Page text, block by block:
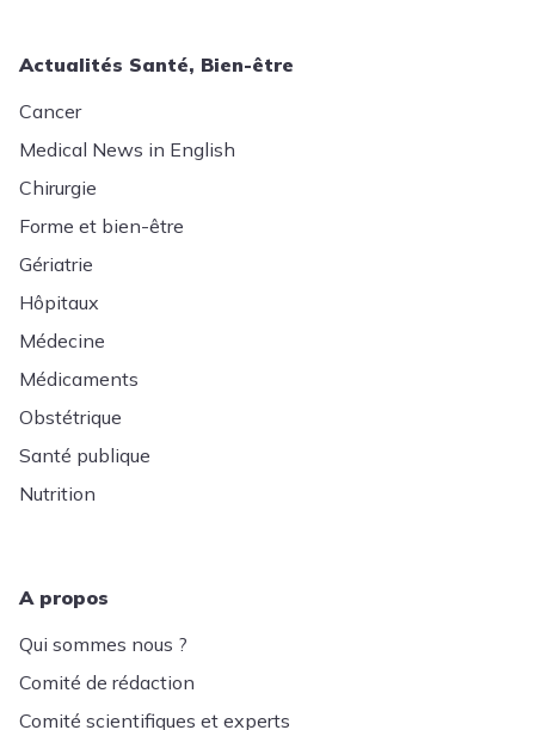
Actualités Santé, Bien-être
Cancer
Medical News in English
Chirurgie
Forme et bien-être
Gériatrie
Hôpitaux
Médecine
Médicaments
Obstétrique
Santé publique
Nutrition
A propos
Qui sommes nous ?
Comité de rédaction
Comité scientifiques et experts